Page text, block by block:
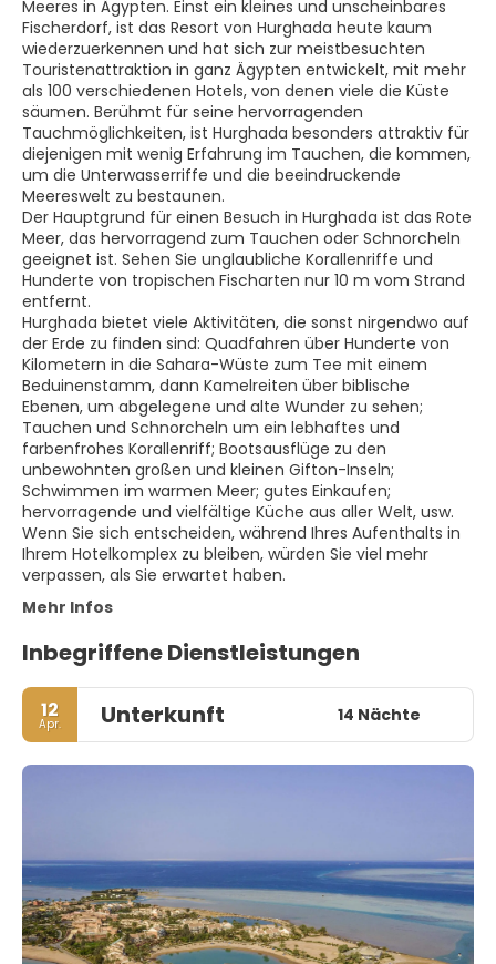
Meeres in Ägypten. Einst ein kleines und unscheinbares
Fischerdorf, ist das Resort von Hurghada heute kaum
wiederzuerkennen und hat sich zur meistbesuchten
Touristenattraktion in ganz Ägypten entwickelt, mit mehr
als 100 verschiedenen Hotels, von denen viele die Küste
säumen. Berühmt für seine hervorragenden
Tauchmöglichkeiten, ist Hurghada besonders attraktiv für
diejenigen mit wenig Erfahrung im Tauchen, die kommen,
um die Unterwasserriffe und die beeindruckende
Meereswelt zu bestaunen.
Der Hauptgrund für einen Besuch in Hurghada ist das Rote
Meer, das hervorragend zum Tauchen oder Schnorcheln
geeignet ist. Sehen Sie unglaubliche Korallenriffe und
Hunderte von tropischen Fischarten nur 10 m vom Strand
entfernt.
Hurghada bietet viele Aktivitäten, die sonst nirgendwo auf
der Erde zu finden sind: Quadfahren über Hunderte von
Kilometern in die Sahara-Wüste zum Tee mit einem
Beduinenstamm, dann Kamelreiten über biblische
Ebenen, um abgelegene und alte Wunder zu sehen;
Tauchen und Schnorcheln um ein lebhaftes und
farbenfrohes Korallenriff; Bootsausflüge zu den
unbewohnten großen und kleinen Gifton-Inseln;
Schwimmen im warmen Meer; gutes Einkaufen;
hervorragende und vielfältige Küche aus aller Welt, usw.
Wenn Sie sich entscheiden, während Ihres Aufenthalts in
Ihrem Hotelkomplex zu bleiben, würden Sie viel mehr
verpassen, als Sie erwartet haben.
Mehr Infos
Inbegriffene Dienstleistungen
12
Apr. Unterkunft 14 Nächte